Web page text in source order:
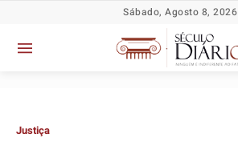
Sábado, Agosto 8, 2026
Justiça